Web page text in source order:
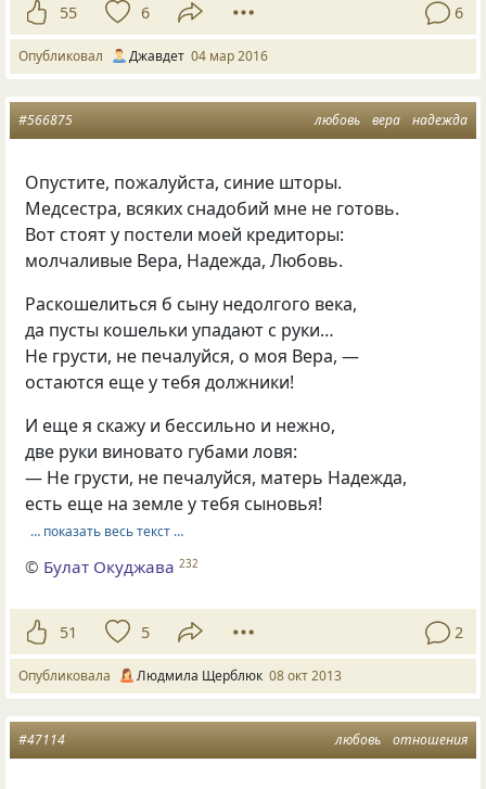
55 6 6
Опубликовал Джавдет 04 мар 2016
любовь вера надежда
#566875
Опустите, пожалуйста, синие шторы.
Медсестра, всяких снадобий мне не готовь.
Вот стоят у постели моей кредиторы:
молчаливые Вера, Надежда, Любовь.
Раскошелиться б сыну недолгого века,
да пусты кошельки упадают с руки…
Не грусти, не печалуйся, о моя Вера, —
остаются еще у тебя должники!
И еще я скажу и бессильно и нежно,
две руки виновато губами ловя:
— Не грусти, не печалуйся, матерь Надежда,
есть еще на земле у тебя сыновья!
… показать весь текст …
© Булат Окуджава 232
51 5 2
Опубликовала Людмила Щерблюк 08 окт 2013
любовь отношения
#47114